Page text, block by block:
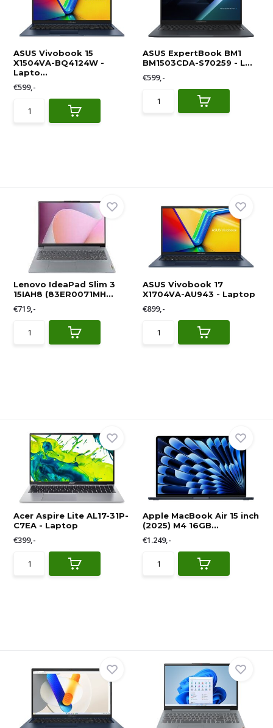
ASUS Vivobook 15
X1504VA-BQ4124W -
Lapto...
€599,-
ASUS ExpertBook BM1
BM1503CDA-S70259 - L...
€599,-
Lenovo IdeaPad Slim 3
15IAH8 (83ER0071MH...
€719,-
ASUS Vivobook 17
X1704VA-AU943 - Laptop
€899,-
Acer Aspire Lite AL17-31P-
C7EA - Laptop
€399,-
Apple MacBook Air 15 inch
(2025) M4 16GB...
€1.249,-